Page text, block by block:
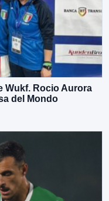
Wukf. Rocio Aurora
del Mondo